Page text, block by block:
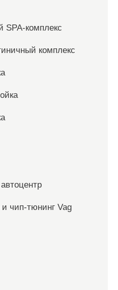
SPA-комплекс
комплекс
чип-тюнинг Vag